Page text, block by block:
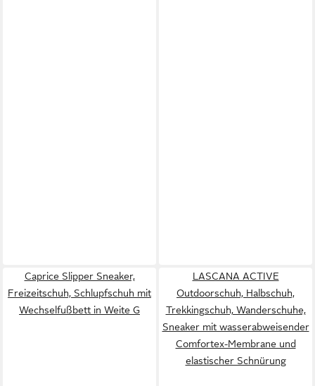
Caprice Slipper Sneaker,
Freizeitschuh, Schlupfschuh mit
Wechselfußbett in Weite G
LASCANA ACTIVE
Outdoorschuh, Halbschuh,
Trekkingschuh, Wanderschuhe,
Sneaker mit wasserabweisender
Comfortex-Membrane und
elastischer Schnürung